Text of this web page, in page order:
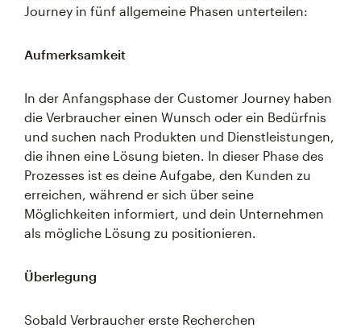
Journey in fünf allgemeine Phasen unterteilen:
Aufmerksamkeit
In der Anfangsphase der Customer Journey haben
die Verbraucher einen Wunsch oder ein Bedürfnis
und suchen nach Produkten und Dienstleistungen,
die ihnen eine Lösung bieten. In dieser Phase des
Prozesses ist es deine Aufgabe, den Kunden zu
erreichen, während er sich über seine
Möglichkeiten informiert, und dein Unternehmen
als mögliche Lösung zu positionieren.
Überlegung
Sobald Verbraucher erste Recherchen